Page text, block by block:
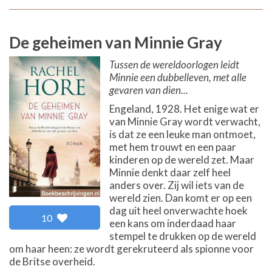
De geheimen van Minnie Gray
10
Tussen de wereldoorlogen leidt
Minnie een dubbelleven, met alle
gevaren van dien...
Engeland, 1928. Het enige wat er
van Minnie Gray wordt verwacht,
is dat ze een leuke man ontmoet,
met hem trouwt en een paar
kinderen op de wereld zet. Maar
Minnie denkt daar zelf heel
anders over. Zij wil iets van de
wereld zien. Dan komt er op een
dag uit heel onverwachte hoek
een kans om inderdaad haar
stempel te drukken op de wereld
om haar heen: ze wordt gerekruteerd als spionne voor
de Britse overheid.